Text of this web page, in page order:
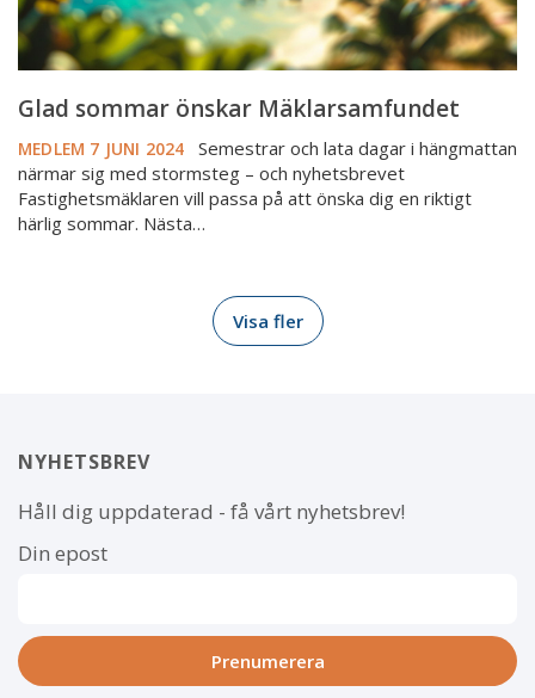
Glad sommar önskar Mäklarsamfundet
MEDLEM 7 JUNI 2024
Semestrar och lata dagar i hängmattan
närmar sig med stormsteg – och nyhetsbrevet
Fastighetsmäklaren vill passa på att önska dig en riktigt
härlig sommar. Nästa…
Visa fler
NYHETSBREV
Håll dig uppdaterad - få vårt nyhetsbrev!
Din epost